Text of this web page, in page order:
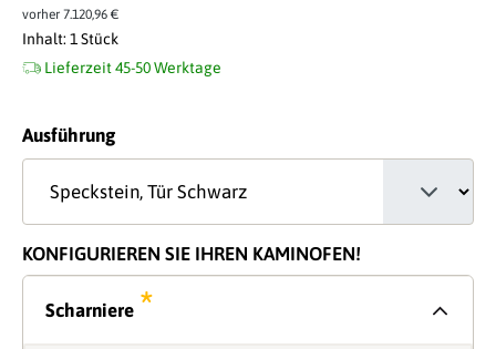
vorher 7.120,96 €
Inhalt: 1 Stück
Lieferzeit 45-50 Werktage
Ausführungauswählen
KONFIGURIEREN SIE IHREN KAMINOFEN!
Scharniere *